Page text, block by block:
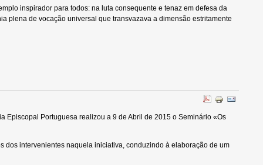
inspirador para todos: na luta consequente e tenaz em defesa da
plena de vocação universal que transvazava a dimensão estritamente
Episcopal Portuguesa realizou a 9 de Abril de 2015 o Seminário «Os
dos intervenientes naquela iniciativa, conduzindo à elaboração de um